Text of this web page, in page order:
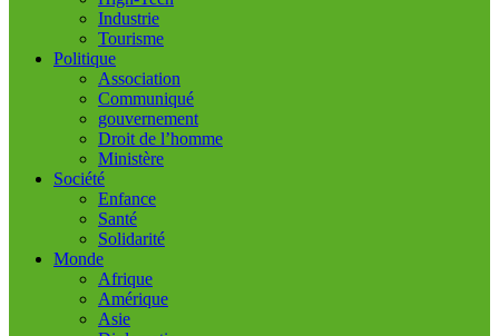
Industrie
Tourisme
Politique
Association
Communiqué
gouvernement
Droit de l’homme
Ministère
Société
Enfance
Santé
Solidarité
Monde
Afrique
Amérique
Asie